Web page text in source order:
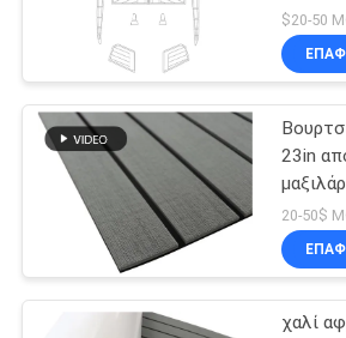
Teak της EVA
φύλλο
$20-50
23in
βαρκών
20-50$
χαλί